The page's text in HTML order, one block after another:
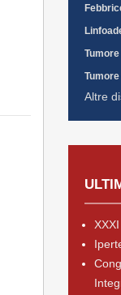
Altre